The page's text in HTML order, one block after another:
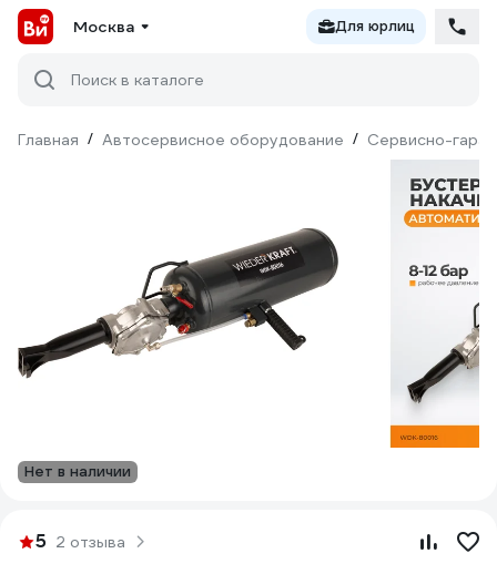
Москва Для юрлиц
Поиск в каталоге
Главная / Автосервисное оборудование / Сервисно-
Нет в наличии
5 2 отзыва